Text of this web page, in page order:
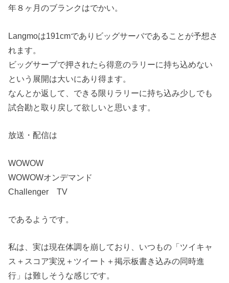
年８ヶ月のブランクはでかい。
Langmoは191cmでありビッグサーバであることが予想さ
れます。
ビッグサーブで押されたら得意のラリーに持ち込めない
という展開は大いにあり得ます。
なんとか返して、できる限りラリーに持ち込み少しでも
試合勘と取り戻して欲しいと思います。
放送・配信は
WOWOW
WOWOWオンデマンド
Challenger TV
であるようです。
私は、実は現在体調を崩しており、いつもの「ツイキャ
ス＋スコア実況＋ツイート＋掲示板書き込みの同時進
行」は難しそうな感じです。